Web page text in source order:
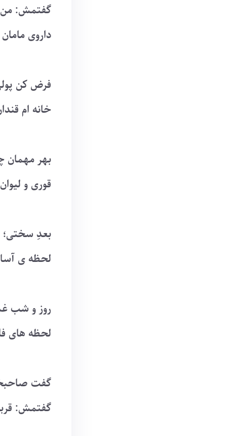
گفتمش: من
داروی
فرض کن
خانه ام
بهر مهمان
قوری و
بعدِ سختی؛
لحظه ی
روز و شب
لحظه های
گفت
گفتمش: